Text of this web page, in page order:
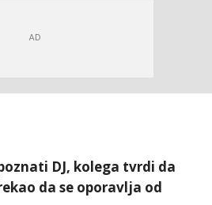
DJ, kolega tvrdi da
da se oporavlja od